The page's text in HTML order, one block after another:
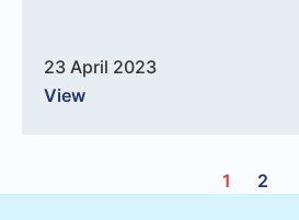
23 April 2023
View
1 2